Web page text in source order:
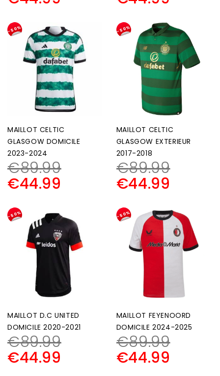
-50%
MAILLOT CELTIC
GLASGOW DOMICILE
2023-2024
€89.99
€44.99
-50%
MAILLOT CELTIC
GLASGOW EXTERIEUR
2017-2018
€89.99
€44.99
-50%
MAILLOT D.C UNITED
DOMICILE 2020-2021
€89.99
€44.99
-50%
MAILLOT FEYENOORD
DOMICILE 2024-2025
€89.99
€44.99